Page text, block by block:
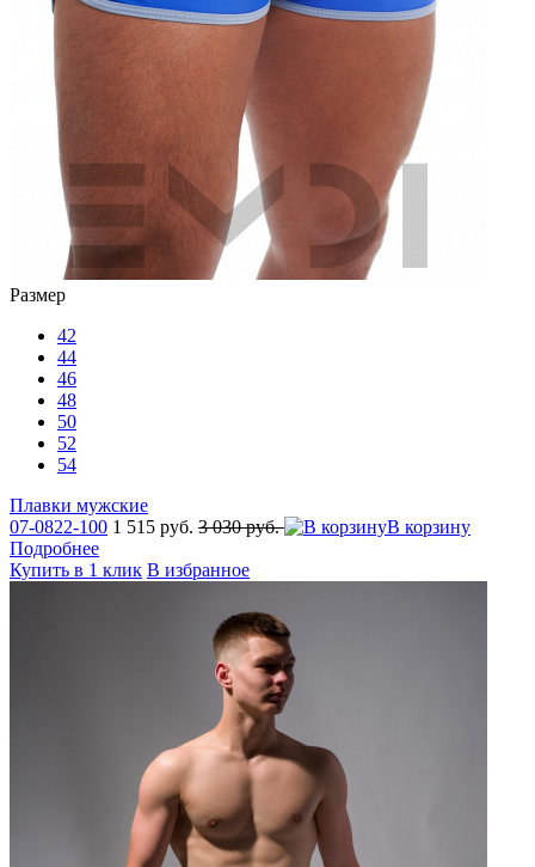
Размер
42
44
46
48
50
52
54
Плавки мужские
07-0822-100 1 515 руб. 3 030 руб.
В корзину
Подробнее
Купить в 1 клик В избранное